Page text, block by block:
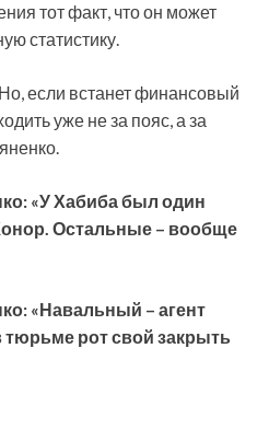
тот факт, что он может
статистику.
Но, если встанет финансовый
уже не за пояс, а за
«У Хабиба был один
Остальные – вообще
«Навальный – агент
рот свой закрыть